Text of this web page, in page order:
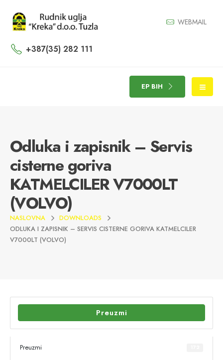
WEBMAIL
+387(35) 282 111
EP BIH
Odluka i zapisnik – Servis
cisterne goriva
KATMELCILER V7000LT
(VOLVO)
NASLOVNA
DOWNLOADS
ODLUKA I ZAPISNIK – SERVIS CISTERNE GORIVA KATMELCILER
V7000LT (VOLVO)
Preuzmi
Preuzmi